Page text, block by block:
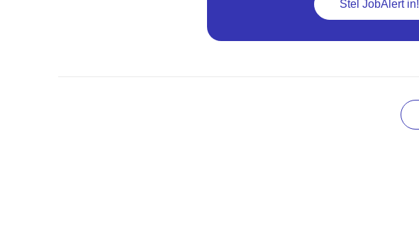
Stel JobAlert in!